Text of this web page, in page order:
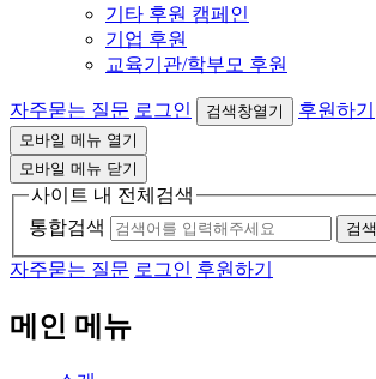
기타 후원 캠페인
기업 후원
교육기관/학부모 후원
자주묻는 질문 로그인 검색창열기 후원하기
모바일 메뉴 열기
모바일 메뉴 닫기
사이트 내 전체검색
통합검색
검색
자주묻는 질문 로그인 후원하기
메인 메뉴